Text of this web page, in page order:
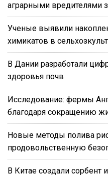
аграрными вредителями
Ученые выявили
химикатов в
В Дании разработали
здоровья почв
Исследование: фермы
благодаря сокращению
Новые методы полива
продовольственную
В Китае создали сорбент